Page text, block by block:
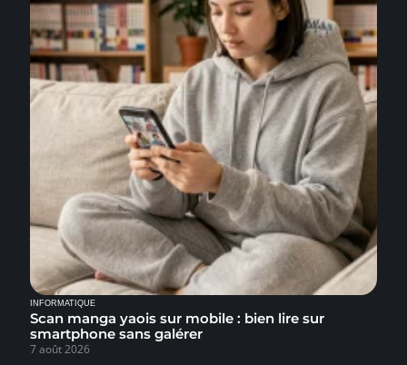
INFORMATIQUE
Scan manga yaois sur mobile : bien lire sur
smartphone sans galérer
7 août 2026